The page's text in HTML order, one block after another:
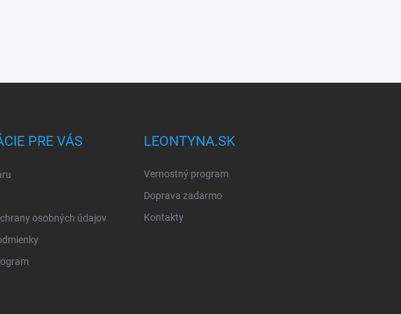
PRE VÁS
osobných údajov
LEONTYNA.SK
Vernostný program
Doprava zadarmo
Kontakty